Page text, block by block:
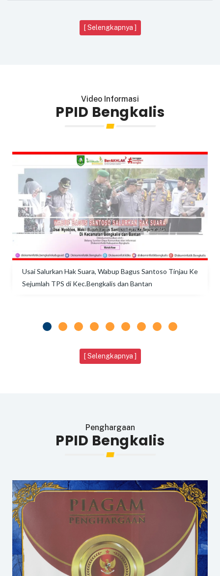
[ Selengkapnya ]
Video Informasi
PPID Bengkalis
Usai Salurkan Hak Suara, Wabup Bagus Santoso Tinjau Ke
Sejumlah TPS di Kec.Bengkalis dan Bantan
[ Selengkapnya ]
Penghargaan
PPID Bengkalis